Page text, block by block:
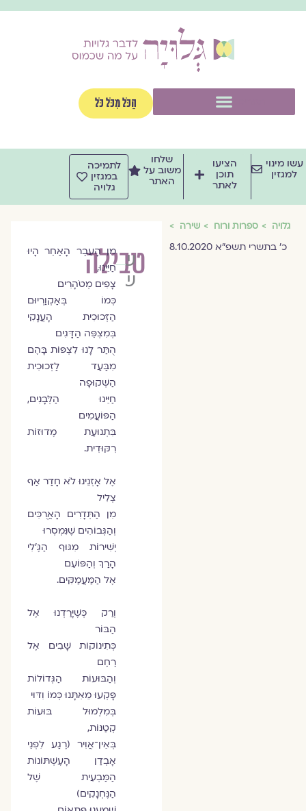
הַכֹּל מִכֹּל כֹּל
מינוי
למגזין
הציעו
תוכן
לאתר
שלחו
משוב על
האתר
לתמיכה
במגזין
גלויה
גלויה ספרות ורוח שירה
כ׳ בתשרי תשפ״א 8.10.2020 טבילה
שרה
שקל
מִן הָעֵבֶר הָאַחֵר הָיוּ
חַיֵּינוּ,
צָפִים מְטֹהָרִים
כְּמוֹ בְּאַקְוַרְיוּם
הַזְּכוּכִית הָעֲנָקִי
בְּמִצְפֵּה הַדָּגִים
הֻתַּר לָנוּ לִצְפּוֹת בָּהֶם
מִבַּעַד לַזְּכוּכִית
הַשְּׁקוּפָה
חַיֵּינוּ הַלְּבָנִים,
הַפּוֹעֲמִים
בִּתְנוּעַת מֶדוּזוֹת
רִקּוּדִית.
אֶל אָזְנֵינוּ לֹא חָדַר אַף
צְלִיל
מִן הַתְּדָרִים הָאֲרֻכִּים
וְהַגְּבוֹהִים שֶׁנִּמְסְרוּ
יְשִׁירוֹת מִגּוּף הַגֶּ'לִי
הָרַךְ וְהַפּוֹעֵם
אֶל הַמַּעֲמַקִּים.
וְרַק כְּשֶׁיָּרַדְנוּ אֶל
הַבּוֹר
כְּתִינוֹקוֹת שָׁבִים אֶל
רֶחֶם
וְהַבּוּעוֹת הַגְּדוֹלוֹת
פָּקְעוּ מֵאִתָּנוּ כְּמוֹ וִדּוּי
בְּמִלְמוּל בּוּעוֹת
קְטַנּוֹת,
בְּאֵין־אֲוִיר (רֶגַע לִפְנֵי
אָבְדַן הָעֶשְׁתּוֹנוֹת
הַמַּבְעִית שֶׁל
הַנֶּחְנָקִים)